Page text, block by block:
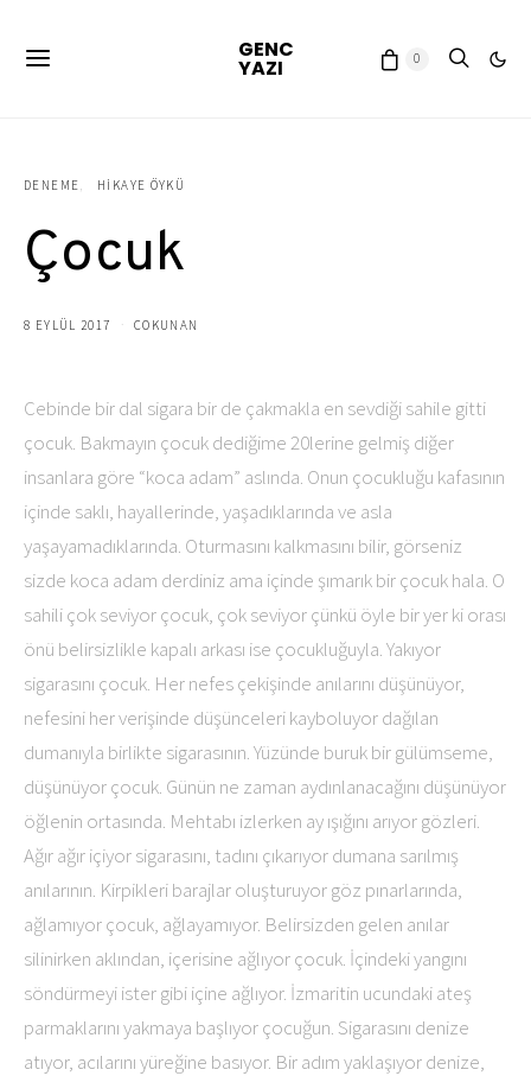
GENC
YAZI 0
DENEME HIKAYE ÖYKÜ
Çocuk
8 EYLÜL 2017 COKUNAN
Cebinde bir dal sigara bir de çakmakla en sevdiği sahile gitti
çocuk. Bakmayın çocuk dediğime 20lerine gelmiş diğer
insanlara göre “koca adam” aslında. Onun çocukluğu kafasının
içinde saklı, hayallerinde, yaşadıklarında ve asla
yaşayamadıklarında. Oturmasını kalkmasını bilir, görseniz
sizde koca adam derdiniz ama içinde şımarık bir çocuk hala. O
sahili çok seviyor çocuk, çok seviyor çünkü öyle bir yer ki orası
önü belirsizlikle kapalı arkası ise çocukluğuyla. Yakıyor
sigarasını çocuk. Her nefes çekişinde anılarını düşünüyor,
nefesini her verişinde düşünceleri kayboluyor dağılan
dumanıyla birlikte sigarasının. Yüzünde buruk bir gülümseme,
düşünüyor çocuk. Günün ne zaman aydınlanacağını düşünüyor
öğlenin ortasında. Mehtabı izlerken ay ışığını arıyor gözleri.
Ağır ağır içiyor sigarasını, tadını çıkarıyor dumana sarılmış
anılarının. Kirpikleri barajlar oluşturuyor göz pınarlarında,
ağlamıyor çocuk, ağlayamıyor. Belirsizden gelen anılar
silinirken aklından, içerisine ağlıyor çocuk. İçindeki yangını
söndürmeyi ister gibi içine ağlıyor. İzmaritin ucundaki ateş
parmaklarını yakmaya başlıyor çocuğun. Sigarasını denize
atıyor, acılarını yüreğine basıyor. Bir adım yaklaşıyor denize,